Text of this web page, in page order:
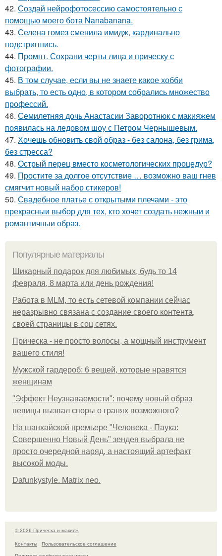
42. Создай нейрофотосессию самостоятельно с
помощью моего бота Nanabanana.
43. Селена гомез сменила имидж, кардинально
подстригшись.
44. Промпт. Сохрани черты лица и прическу с
фотографии.
45. В том случае, если вы не знаете какое хобби
выбрать, то есть одно, в котором собрались множество
профессий.
46. Семилетняя дочь Анастасии Заворотнюк с макияжем
появилась на ледовом шоу с Петром Чернышевым.
47. Хочешь обновить свой образ - без салона, без грима,
без стресса?
48. Острый перец вместо косметологических процедур?
49. Простите за долгое отсутствие … возможно ваш гнев
смягчит новый набор стикеров!
50. Свадебное платье с открытыми плечами - это
прекрасныи выбор для тех, кто хочет создать нежныи и
романтичныи образ.
Популярные материалы
Шикарный подарок для любимых, будь то 14
февраля, 8 марта или день рождения!
Работа в MLM, то есть сетевой компании сейчас
неразрывно связана с создание своего контента,
своей страницы в соц сетях.
Прическа - не просто волосы, а мощный инструмент
вашего стиля!
Мужской гардероб: 6 вещей, которые нравятся
женщинам
"Эффект Неузнаваемости": почему новый образ
певицы вызвал споры о гранях возможного?
На шанхайской премьере "Человека - Паука:
Совершенно Новый День" зендея выбрала не
просто очередной наряд, а настоящий артефакт
высокой моды.
Dafunkystyle. Matrix neo.
© 2026 Прическа и макияж
Контакты
Пользовательское соглашение